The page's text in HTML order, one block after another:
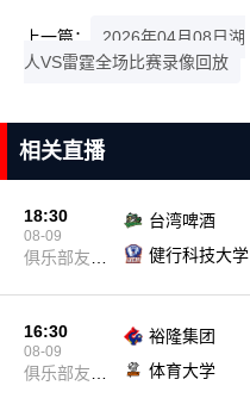
上一篇：
2026年04月08日湖
人VS雷霆全场比赛录像回放
相关直播
18:30
08-09
俱乐部友谊
台湾啤酒
健行科技大学
16:30
08-09
俱乐部友谊
裕隆集团
体育大学